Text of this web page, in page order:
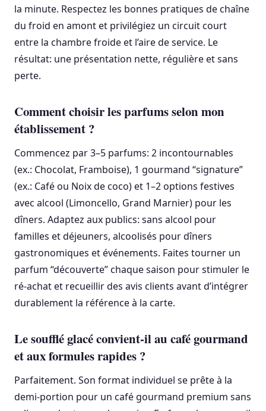
la minute. Respectez les bonnes pratiques de chaîne
du froid en amont et privilégiez un circuit court
entre la chambre froide et l’aire de service. Le
résultat: une présentation nette, régulière et sans
perte.
Comment choisir les parfums selon mon
établissement ?
Commencez par 3–5 parfums: 2 incontournables
(ex.: Chocolat, Framboise), 1 gourmand “signature”
(ex.: Café ou Noix de coco) et 1–2 options festives
avec alcool (Limoncello, Grand Marnier) pour les
dîners. Adaptez aux publics: sans alcool pour
familles et déjeuners, alcoolisés pour dîners
gastronomiques et événements. Faites tourner un
parfum “découverte” chaque saison pour stimuler le
ré-achat et recueillir des avis clients avant d’intégrer
durablement la référence à la carte.
Le soufflé glacé convient-il au café gourmand
et aux formules rapides ?
Parfaitement. Son format individuel se prête à la
demi-portion pour un café gourmand premium sans